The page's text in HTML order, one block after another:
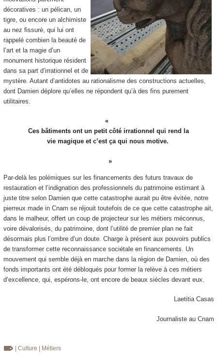
décoratives : un pélican, un
tigre, ou encore un alchimiste
au nez fissuré, qui lui ont
rappelé combien la beauté de
l’art et la magie d’un
monument historique résident
dans sa part d’irrationnel et de
mystère. Autant d’antidotes au rationalisme des constructions actuelles,
dont Damien déplore qu’elles ne répondent qu’à des fins purement
utilitaires.
Ces bâtiments ont un petit côté irrationnel qui rend la
vie magique et c’est ça qui nous motive.
Par-delà les polémiques sur les financements des futurs travaux de
restauration et l’indignation des professionnels du patrimoine estimant à
juste titre selon Damien que cette catastrophe aurait pu être évitée, notre
pierreux made in Cnam se réjouit toutefois de ce que cette catastrophe ait,
dans le malheur, offert un coup de projecteur sur les métiers méconnus,
voire dévalorisés, du patrimoine, dont l’utilité de premier plan ne fait
désormais plus l’ombre d’un doute. Charge à présent aux pouvoirs publics
de transformer cette reconnaissance sociétale en financements. Un
mouvement qui semble déjà en marche dans la région de Damien, où des
fonds importants ont été débloqués pour former la relève à ces métiers
d’excellence, qui, espérons-le, ont encore de beaux siècles devant eux.
Laetitia Casas
Journaliste au Cnam
| Culture | Métiers